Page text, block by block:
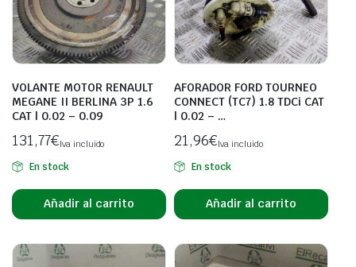
VOLANTE MOTOR RENAULT
MEGANE II BERLINA 3P 1.6
CAT | 0.02 – 0.09
131,77€Iva incluido
En stock
Añadir al carrito
AFORADOR FORD TOURNEO
CONNECT (TC7) 1.8 TDCi CAT
| 0.02 – …
21,96€Iva incluido
En stock
Añadir al carrito